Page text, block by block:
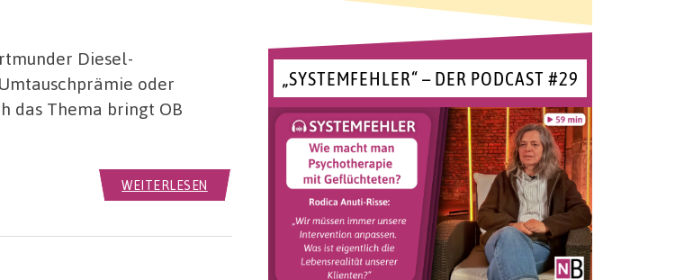
Diesel-
oder
das Thema bringt OB
WEITERLESEN
„SYSTEMFEHLER“ – DER PODCAST #29